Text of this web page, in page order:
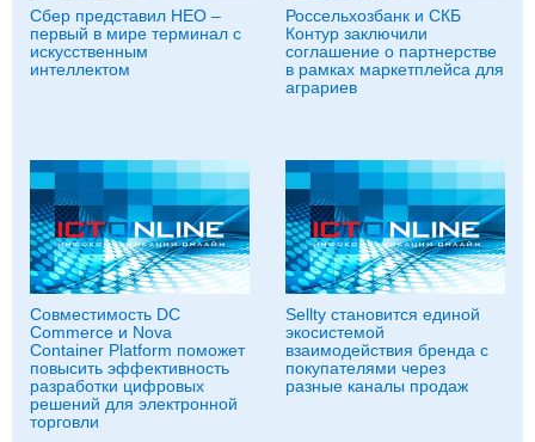
Сбер представил НЕО –
первый в мире терминал с
искусственным
интеллектом
Россельхозбанк и СКБ
Контур заключили
соглашение о партнерстве
в рамках маркетплейса для
аграриев
Совместимость DC
Commerce и Nova
Container Platform поможет
повысить эффективность
разработки цифровых
решений для электронной
торговли
Sellty становится единой
экосистемой
взаимодействия бренда с
покупателями через
разные каналы продаж